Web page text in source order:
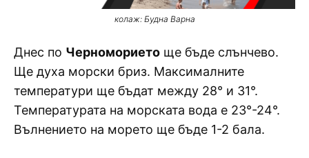
колаж: Будна Варна
Днес по Черноморието ще бъде слънчево.
Ще духа морски бриз. Максималните
температури ще бъдат между 28° и 31°.
Температурата на морската вода е 23°-24°.
Вълнението на морето ще бъде 1-2 бала.